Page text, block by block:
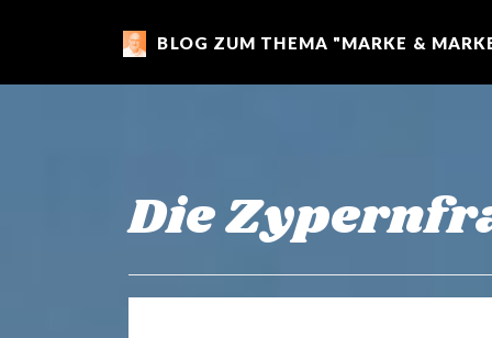
m
r
k
BLOG ZUM THEMA "MARKE &
Die